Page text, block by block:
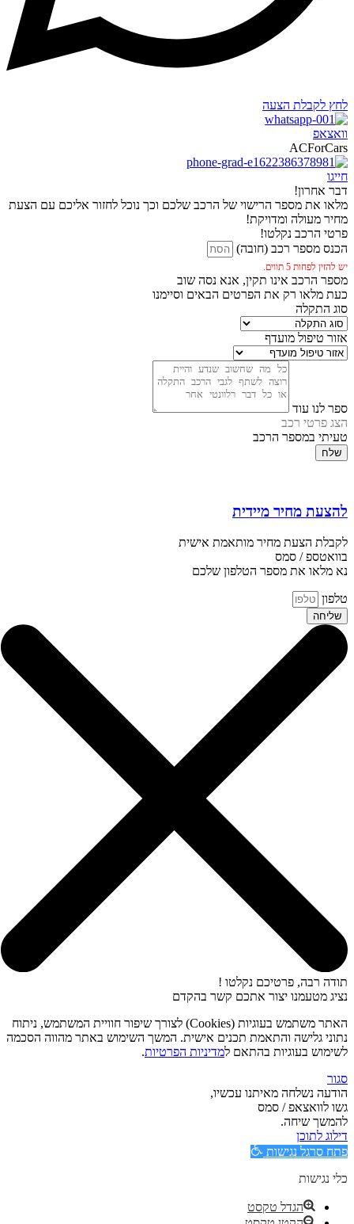
לחץ לקבלת הצעה
וואצאפ
ACForCars
חייגו
דבר אחרון!
מלאו את מספר הרישוי של הרכב שלכם וכך נוכל לחזור אליכם עם הצעת
מחיר מעולה ומדויקת!
פרטי הרכב נקלטו!
הכנס מספר רכב (חובה)
יש להזין לפחות 5 תווים.
מספר הרכב אינו תקין, אנא נסה שוב
כעת מלאו רק את הפרטים הבאים וסיימנו
סוג התקלה
אזור טיפול מועדף
ספר לנו עוד
הצג פרטי רכב
טעיתי במספר הרכב
שלח
להצעת מחיר מיידית
לקבלת הצעת מחיר מותאמת אישית
בוואטספ / סמס
נא מלאו את מספר הטלפון שלכם
טלפון
שליחה
תודה רבה, פרטיכם נקלטו !
נציג מטעמנו יצור אתכם קשר בהקדם
האתר משתמש בעוגיות (Cookies) לצורך שיפור חוויית המשתמש, ניתוח
נתוני גלישה והתאמת תכנים אישית. המשך השימוש באתר מהווה הסכמה
לשימוש בעוגיות בהתאם למדיניות הפרטיות.
סגור
הודעה נשלחה מאיתנו עכשיו,
גשו לוואצאפ / סמס
להמשך שיחה.
דילוג לתוכן
פתח סרגל נגישות
כלי נגישות
הגדל טקסט